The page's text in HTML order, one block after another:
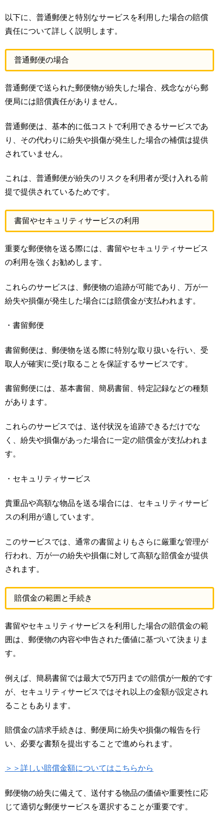
以下に、普通郵便と特別なサービスを利用した場合の賠償
責任について詳しく説明します。
普通郵便の場合
普通郵便で送られた郵便物が紛失した場合、残念ながら郵
便局には賠償責任がありません。
普通郵便は、基本的に低コストで利用できるサービスであ
り、その代わりに紛失や損傷が発生した場合の補償は提供
されていません。
これは、普通郵便が紛失のリスクを利用者が受け入れる前
提で提供されているためです。
書留やセキュリティサービスの利用
重要な郵便物を送る際には、書留やセキュリティサービス
の利用を強くお勧めします。
これらのサービスは、郵便物の追跡が可能であり、万が一
紛失や損傷が発生した場合には賠償金が支払われます。
・書留郵便
書留郵便は、郵便物を送る際に特別な取り扱いを行い、受
取人が確実に受け取ることを保証するサービスです。
書留郵便には、基本書留、簡易書留、特定記録などの種類
があります。
これらのサービスでは、送付状況を追跡できるだけでな
く、紛失や損傷があった場合に一定の賠償金が支払われま
す。
・セキュリティサービス
貴重品や高額な物品を送る場合には、セキュリティサービ
スの利用が適しています。
このサービスでは、通常の書留よりもさらに厳重な管理が
行われ、万が一の紛失や損傷に対して高額な賠償金が提供
されます。
賠償金の範囲と手続き
書留やセキュリティサービスを利用した場合の賠償金の範
囲は、郵便物の内容や申告された価値に基づいて決まりま
す。
例えば、簡易書留では最大で5万円までの賠償が一般的です
が、セキュリティサービスではそれ以上の金額が設定され
ることもあります。
賠償金の請求手続きは、郵便局に紛失や損傷の報告を行
い、必要な書類を提出することで進められます。
＞＞詳しい賠償金額についてはこちらから
郵便物の紛失に備えて、送付する物品の価値や重要性に応
じて適切な郵便サービスを選択することが重要です。